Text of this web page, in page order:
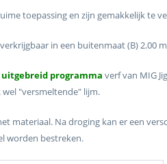
toepassing en zijn gemakkelijk te
in een buitenmaat (B) 2.00
uitgebreid programma verf van MIG
"versmeltende" lijm.
materiaal. Na droging kan er een
worden bestreken.